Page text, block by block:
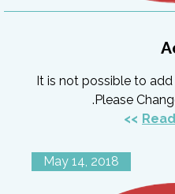
It is not possible to add
Please Change the language to Hebrew.
May 14, 2018